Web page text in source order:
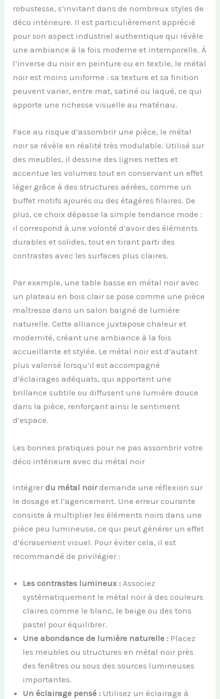
robustesse, s’invitant dans de nombreux styles de
déco intérieure. Il est particulièrement apprécié
pour son aspect industriel authentique qui révèle
une ambiance à la fois moderne et intemporelle. À
l’inverse du noir en peinture ou en textile, le métal
noir est moins uniforme : sa texture et sa finition
peuvent varier, entre mat, satiné ou laqué, ce qui
apporte une richesse visuelle au matériau.
Face au risque d’assombrir une pièce, le métal
noir se révèle en réalité très modulable. Utilisé sur
des meubles, il dessine des lignes nettes et
accentue les volumes tout en conservant un effet
léger grâce à des structures aérées, comme un
buffet motifs ajourés ou des étagères filaires. De
plus, ce choix dépasse la simple tendance mode :
il correspond à une volonté d’avoir des éléments
durables et solides, tout en tirant parti des
contrastes avec les surfaces plus claires.
Par exemple, une table basse en métal noir avec
un plateau en bois clair se pose comme une pièce
maîtresse dans un salon baigné de lumière
naturelle. Cette alliance juxtapose chaleur et
modernité, créant une ambiance à la fois
accueillante et stylée. Le métal noir est d’autant
plus valorisé lorsqu’il est accompagné
d’éclairages adéquats, qui apportent une
brillance subtile ou diffusent une lumière douce
dans la pièce, renforçant ainsi le sentiment
d’espace.
Les bonnes pratiques pour ne pas assombrir votre
déco intérieure avec du métal noir
Intégrerdu métal noirdemande une réflexion sur
le dosage et l’agencement. Une erreur courante
consiste à multiplier les éléments noirs dans une
pièce peu lumineuse, ce qui peut générer un effet
d’écrasement visuel. Pour éviter cela, il est
recommandé de privilégier :
Les contrastes lumineux : Associez
systématiquement le métal noir à des couleurs
claires comme le blanc, le beige ou des tons
pastel pour équilibrer.
Une abondance de lumière naturelle : Placez
les meubles ou structures en métal noir près
des fenêtres ou sous des sources lumineuses
importantes.
Un éclairage pensé : Utilisez un éclairage à